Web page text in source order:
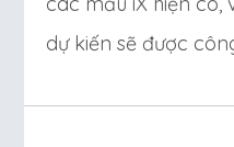
dự kiến sẽ được